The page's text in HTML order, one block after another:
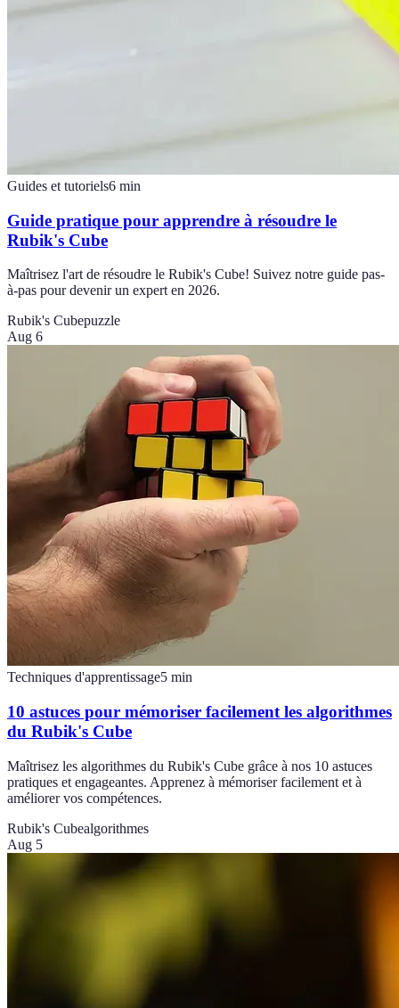
Guides et tutoriels6 min
Guide pratique pour apprendre à résoudre le
Rubik's Cube
Maîtrisez l'art de résoudre le Rubik's Cube! Suivez notre guide pas-
à-pas pour devenir un expert en 2026.
Rubik's Cubepuzzle
Aug 6
Techniques d'apprentissage5 min
10 astuces pour mémoriser facilement les algorithmes
du Rubik's Cube
Maîtrisez les algorithmes du Rubik's Cube grâce à nos 10 astuces
pratiques et engageantes. Apprenez à mémoriser facilement et à
améliorer vos compétences.
Rubik's Cubealgorithmes
Aug 5